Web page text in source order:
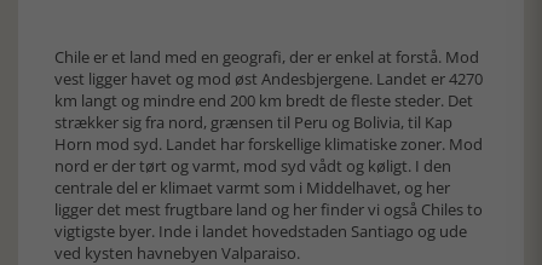
Chile er et land med en geografi, der er enkel at forstå. Mod
vest ligger havet og mod øst Andesbjergene. Landet er 4270
km langt og mindre end 200 km bredt de fleste steder. Det
strækker sig fra nord, grænsen til Peru og Bolivia, til Kap
Horn mod syd. Landet har forskellige klimatiske zoner. Mod
nord er der tørt og varmt, mod syd vådt og køligt. I den
centrale del er klimaet varmt som i Middelhavet, og her
ligger det mest frugtbare land og her finder vi også Chiles to
vigtigste byer. Inde i landet hovedstaden Santiago og ude
ved kysten havnebyen Valparaiso.